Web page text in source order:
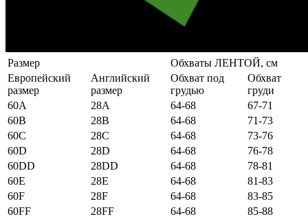
Размер
Обхваты ЛЕНТОЙ, см
Европейский
размер
Английский
размер
Обхват под
грудью
Обхват
груди
60А
28А 64-68
67-71
60B
28B 64-68
71-73
60C
28C 64-68
73-76
60D
28D 64-68
76-78
60DD
28DD 64-68
78-81
60E
28E 64-68
81-83
60F
28F 64-68
83-85
60FF
28FF 64-68
85-88